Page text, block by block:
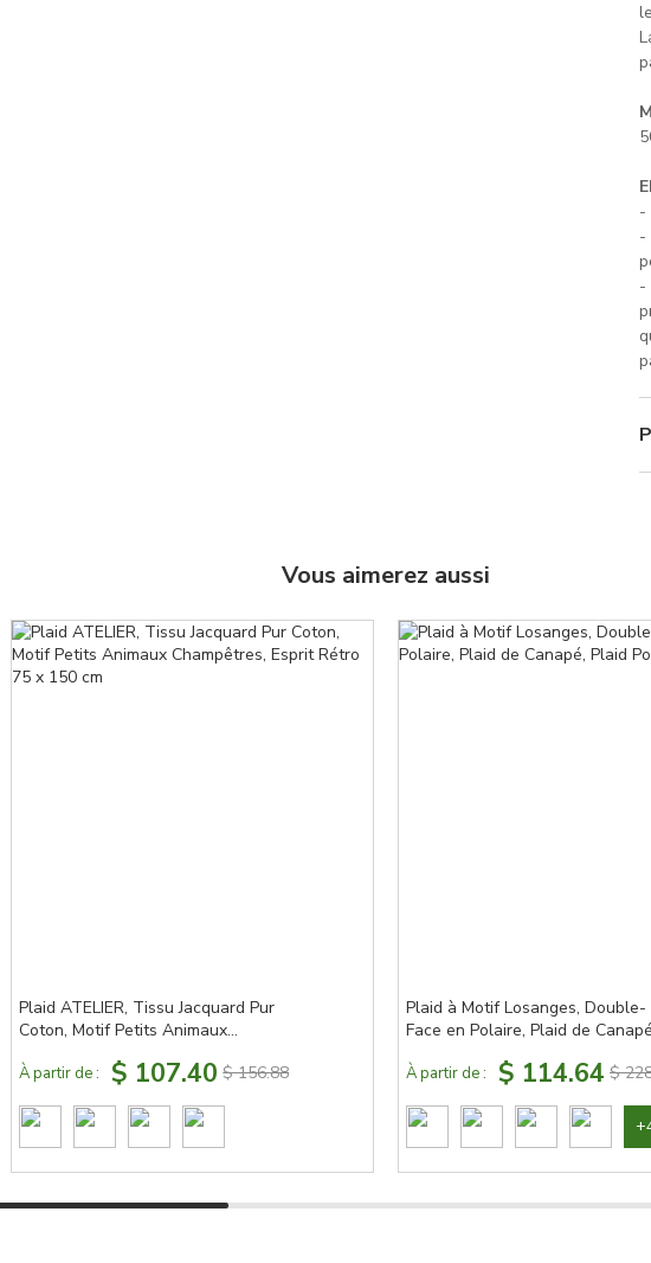
-
-
-
Vous aimerez aussi
Plaid ATELIER, Tissu Jacquard Pur
Coton, Motif Petits Animaux
cm
À partir de : $ 107.40 $ 156.88
Plaid à Motif Losanges, Double-
Face en Polaire, Plaid de
À partir de : $ 114.64 $